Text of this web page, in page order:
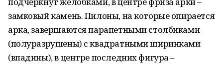
замковый камень. Пилоны, на которые опирается
арка, завершаются парапетными столбиками
(полуразрушены) с квадратными ширинками
(впадины), в центре последних фигура –